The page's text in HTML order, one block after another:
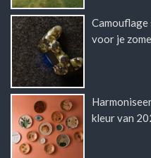
voor je
kleur van